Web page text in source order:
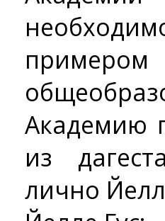
Академию
из
лично